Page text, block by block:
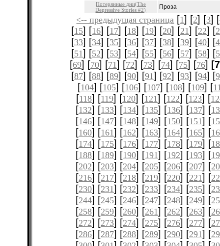
Потерянные дни(The
Depressive Stories #2)
Проза
<-- предыдущая страница [1] [2] [3] [
[15] [16] [17] [18] [19] [20] [21] [22] [
[33] [34] [35] [36] [37] [38] [39] [40] [
[51] [52] [53] [54] [55] [56] [57] [58] [
[69] [70] [71] [72] [73] [74] [75] [76]
[87] [88] [89] [90] [91] [92] [93] [94] [
[104] [105] [106] [107] [108] [109] [
[118] [119] [120] [121] [122] [123] [
[132] [133] [134] [135] [136] [137] [
[146] [147] [148] [149] [150] [151] [
[160] [161] [162] [163] [164] [165] [
[174] [175] [176] [177] [178] [179] [
[188] [189] [190] [191] [192] [193] [
[202] [203] [204] [205] [206] [207] [
[216] [217] [218] [219] [220] [221] [
[230] [231] [232] [233] [234] [235] [
[244] [245] [246] [247] [248] [249] [
[258] [259] [260] [261] [262] [263] [
[272] [273] [274] [275] [276] [277] [
[286] [287] [288] [289] [290] [291] [